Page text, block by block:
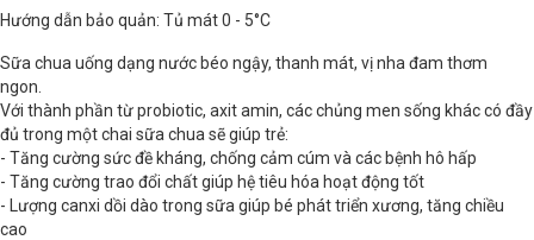
Hướng dẫn bảo quản: Tủ mát 0 - 5°C
Sữa chua uống dạng nước béo ngậy, thanh mát, vị nha đam thơm
ngon.
Với thành phần từ probiotic, axit amin, các chủng men sống khác có đầy
đủ trong một chai sữa chua sẽ giúp trẻ:
- Tăng cường sức đề kháng, chống cảm cúm và các bệnh hô hấp
- Tăng cường trao đổi chất giúp hệ tiêu hóa hoạt động tốt
- Lượng canxi dồi dào trong sữa giúp bé phát triển xương, tăng chiều
cao